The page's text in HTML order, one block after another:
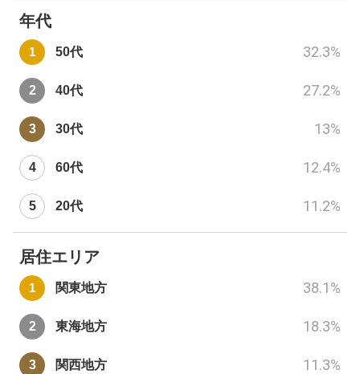
年代
50代 32.3%
40代 27.2%
30代 13%
60代 12.4%
20代 11.2%
居住エリア
関東地方 38.1%
東海地方 18.3%
関西地方 11.3%